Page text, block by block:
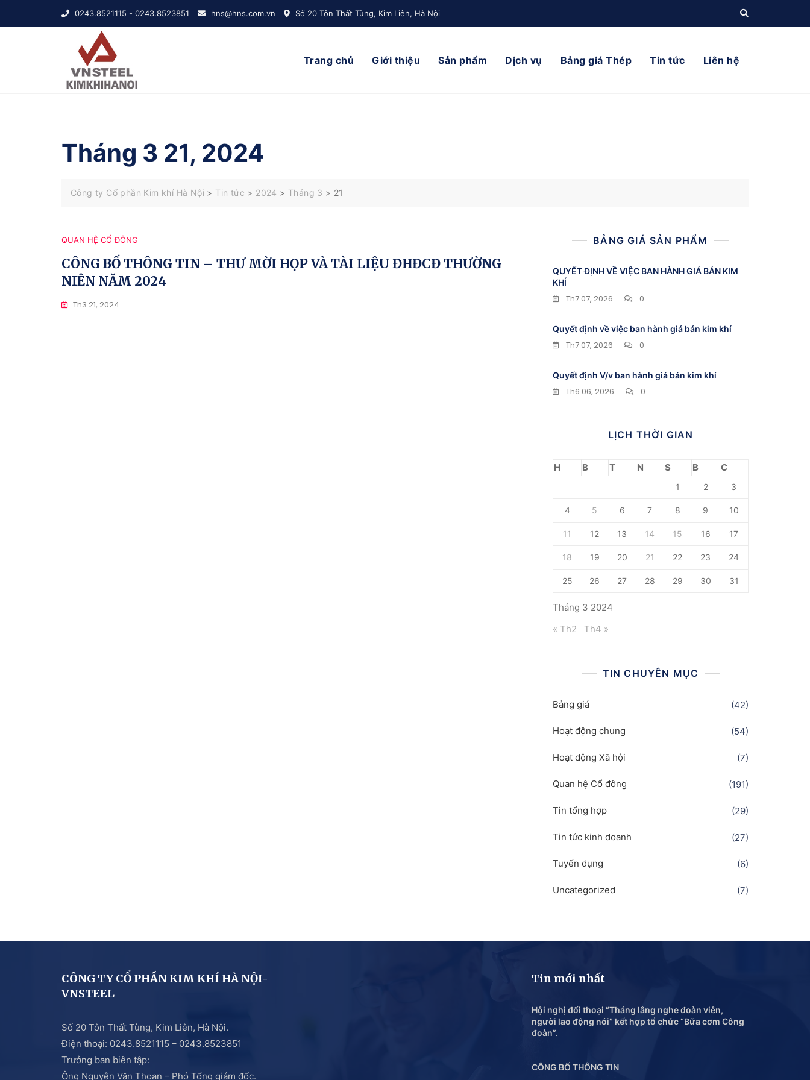
0243.8521115 - 0243.8523851 hns@hns.com.vn Số 20 Tôn Thất Tùng, Kim Liên, Hà Nội
Trang chủ Giới thiệu Sản phẩm Dịch vụ Bảng giá Thép Tin tức Liên hệ
Tháng 3 21, 2024
Công ty Cổ phần Kim khí Hà Nội >Tin tức > 2024 >Tháng 3 > 21
QUAN HỆ CỔ ĐÔNG
CÔNG BỐ THÔNG TIN – THƯ MỜI HỌP VÀ TÀI LIỆU ĐHĐCĐ THƯỜNG
NIÊN NĂM 2024
Th3 21, 2024
BẢNG GIÁ SẢN PHẨM
QUYẾT ĐỊNH VỀ VIỆC BAN HÀNH GIÁ BÁN KIM
KHÍ
Th7 07, 2026 0
Quyết định về việc ban hành giá bán kim khí
Th7 07, 2026 0
Quyết định V/v ban hành giá bán kim khí
Th6 06, 2026 0
LỊCH THỜI GIAN
Tháng 3 2024
H B T N S B C
1 2 3
4 5 6 7 8 9 10
11 12 13 14 15 16 17
18 19 20 21 22 23 24
25 26 27 28 29 30 31
« Th2 Th4 »
TIN CHUYÊN MỤC
Bảng giá (42)
Hoạt động chung (54)
Hoạt động Xã hội (7)
Quan hệ Cổ đông (191)
Tin tổng hợp (29)
Tin tức kinh doanh (27)
Tuyển dụng (6)
Uncategorized (7)
CÔNG TY CỔ PHẦN KIM KHÍ HÀ NỘI-
VNSTEEL
Số 20 Tôn Thất Tùng, Kim Liên, Hà Nội.
Điện thoại: 0243.8521115 – 0243.8523851
Trưởng ban biên tập:
Ông Nguyễn Văn Thoan – Phó Tổng giám đốc.
Tin mới nhất
Hội nghị đối thoại “Tháng lắng nghe đoàn viên,
người lao động nói” kết hợp tổ chức “Bữa cơm Công
đoàn”.
CÔNG BỐ THÔNG TIN